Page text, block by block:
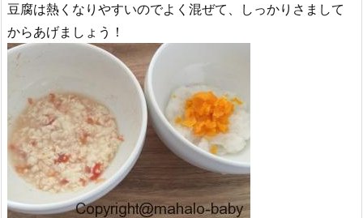
豆腐は熱くなりやすいのでよく混ぜて、しっかりさまして
からあげましょう！